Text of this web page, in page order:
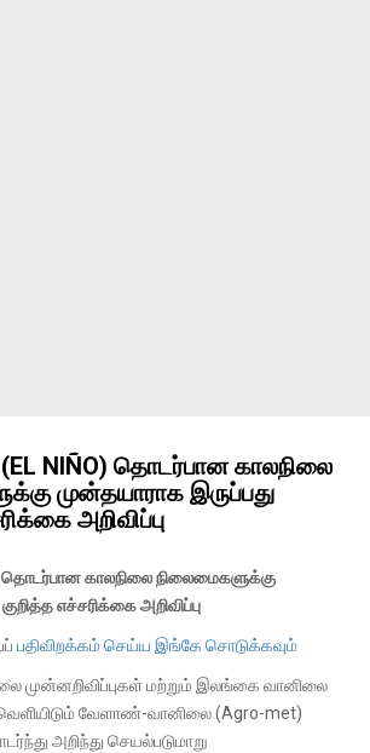
NIÑO) தொடர்பான காலநிலை
முன்தயாராக இருப்பது
அறிவிப்பு
காலநிலை நிலைமைகளுக்கு
எச்சரிக்கை அறிவிப்பு
பதிவிறக்கம் செய்ய இங்கே சொடுக்கவும்
முன்னறிவிப்புகள் மற்றும் இலங்கை வானிலை
வேளாண்-வானிலை (Agro-met)
அறிந்து செயல்படுமாறு